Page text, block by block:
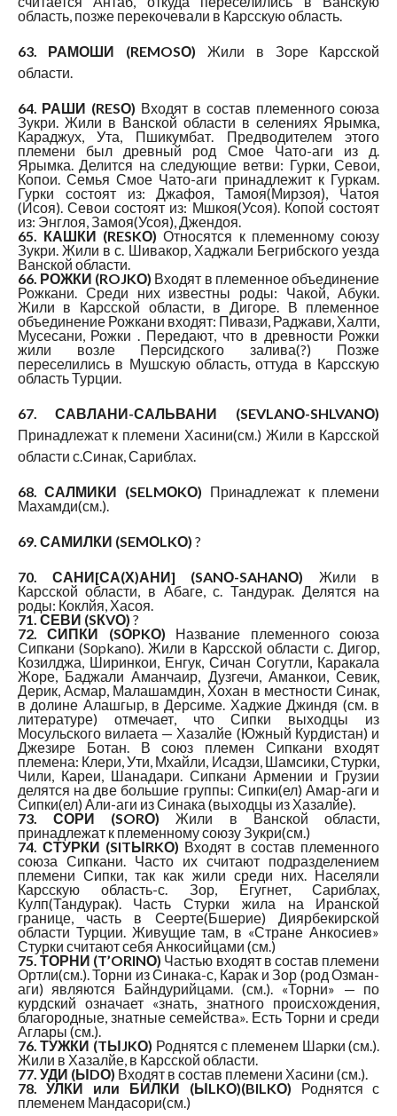
область, позже перекочевали в Карсскую область.
63. РАМОШИ (REMOSО) Жили в Зоре Карсской
области.
64. РАШИ (RESО) Входят в состав племенного союза
Зукри. Жили в Ванской области в селениях Ярымка,
Караджух, Ута, Пшикумбат. Предводителем этого
племени был древный род Смое Чато-аги из д.
Ярымка. Делится на следующие ветви: Гурки, Севои,
Копои. Семья Смое Чато-аги принадлежит к Гуркам.
Гурки состоят из: Джафоя, Тамоя(Мирзоя), Чатоя
(Исоя). Севои состоят из: Мшкоя(Усоя). Копой состоят
из: Энглоя, Замоя(Усоя), Джендоя.
65. КАШКИ (RESKО) Относятся к племенному союзу
Зукри. Жили в с. Шивакор, Хаджали Бегрибского уезда
Ванской области.
66. РОЖКИ (ROJKО) Входят в племенное объединение
Рожкани. Среди них известны роды: Чакой, Абуки.
Жили в Карсской области, в Дигоре. В племенное
объединение Рожкани входят: Пивази, Раджави, Халти,
Мусесани, Рожки . Передают, что в древности Рожки
жили возле Персидского залива(?) Позже
переселились в Мушскую область, оттуда в Карсскую
область Турции.
67. САВЛАНИ-САЛЬВАНИ (SEVLANО-SHLVANО)
Принадлежат к племени Хасини(см.) Жили в Карсской
области с.Синак, Сариблах.
68. САЛМИКИ (SELMОKО) Принадлежат к племени
Махамди(см.).
69. САМИЛКИ (SEMОLKО) ?
70. САНИ[СА(Х)АНИ] (SANО-SAHANО) Жили в
Карсской области, в Абаге, с. Тандурак. Делятся на
роды: Коклйя, Хасоя.
71. СЕВИ (SКVО) ?
72. СИПКИ (SОPKО) Название племенного союза
Сипкани (Sоpkanо). Жили в Карсской области с. Дигор,
Козилджа, Ширинкои, Енгук, Сичан Согутли, Каракала
Жоре, Баджали Аманчаир, Дузгечи, Аманкои, Севик,
Дерик, Асмар, Малашамдин, Хохан в местности Синак,
в долине Алашгыр, в Дерсиме. Хаджие Джиндя (см. в
литературе) отмечает, что Сипки выходцы из
Мосульского вилаета — Хазалйе (Южный Курдистан) и
Джезире Ботан. В союз племен Сипкани входят
племена: Клери, Ути, Мхайли, Исадзи, Шамсики, Стурки,
Чили, Кареи, Шанадари. Сипкани Армении и Грузии
делятся на две большие группы: Сипки(ел) Амар-аги и
Сипки(ел) Али-аги из Синака (выходцы из Хазалйе).
73. СОРИ (SORО) Жили в Ванской области,
принадлежат к племенному союзу Зукри(см.)
74. СТУРКИ (SITЫRKО) Входят в состав племенного
союза Сипкани. Часто их считают подразделением
племени Сипки, так как жили среди них. Населяли
Карсскую область-с. Зор, Егугнет, Сариблах,
Кулп(Тандурак). Часть Стурки жила на Иранской
границе, часть в Сеерте(Бшерие) Диярбекирской
области Турции. Живущие там, в «Стране Анкосиев»
Стурки считают себя Анкосийцами (см.)
75. ТОРНИ (T’ORINО) Частью входят в состав племени
Ортли(см.). Торни из Синака-с, Карак и Зор (род Озман-
аги) являются Байндурийцами. (см.). «Торни» — по
курдский означает «знать, знатного происхождения,
благородные, знатные семейства». Есть Торни и среди
Аглары (см.).
76. ТУЖКИ (TЫJKО) Роднятся с племенем Шарки (см.).
Жили в Хазалйе, в Карсской области.
77. УДИ (ЫDО) Входят в состав племени Хасини (см.).
78. УЛКИ или БИЛКИ (ЫLKО)(BILKО) Роднятся с
племенем Мандасори(см.)